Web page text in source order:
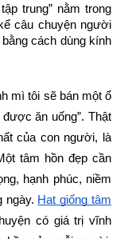
trung” nằm trong
câu chuyện người
cách dùng kính
mì tôi sẽ bán một ổ
ăn uống”. Thật
của con người, là
tâm hồn đẹp cần
hạnh phúc, niềm
ngày. Hạt giống tâm
có giá trị vĩnh